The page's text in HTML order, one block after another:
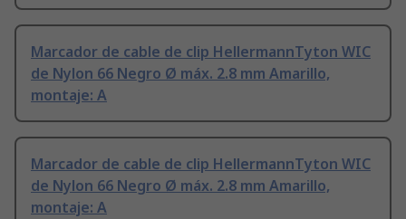
Marcador de cable de clip HellermannTyton WIC
de Nylon 66 Negro Ø máx. 2.8 mm Amarillo,
montaje: A
Marcador de cable de clip HellermannTyton WIC
de Nylon 66 Negro Ø máx. 2.8 mm Amarillo,
montaje: A